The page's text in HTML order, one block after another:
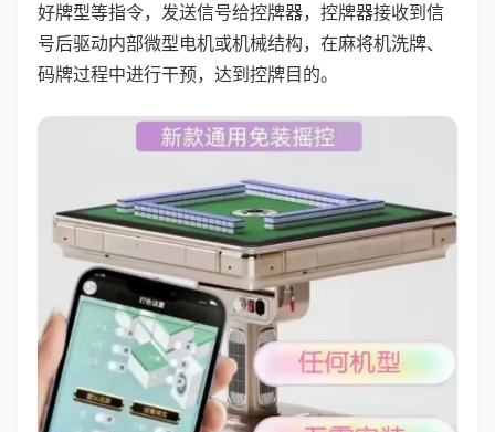
好牌型等指令，发送信号给控牌器，控牌器接收到信
号后驱动内部微型电机或机械结构，在麻将机洗牌、
码牌过程中进行干预，达到控牌目的。